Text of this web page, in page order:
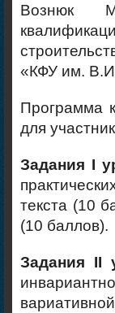
Вознюк
«КФУ им.
Программа
для
Задания I
текста (10
(10 баллов).
Задания II